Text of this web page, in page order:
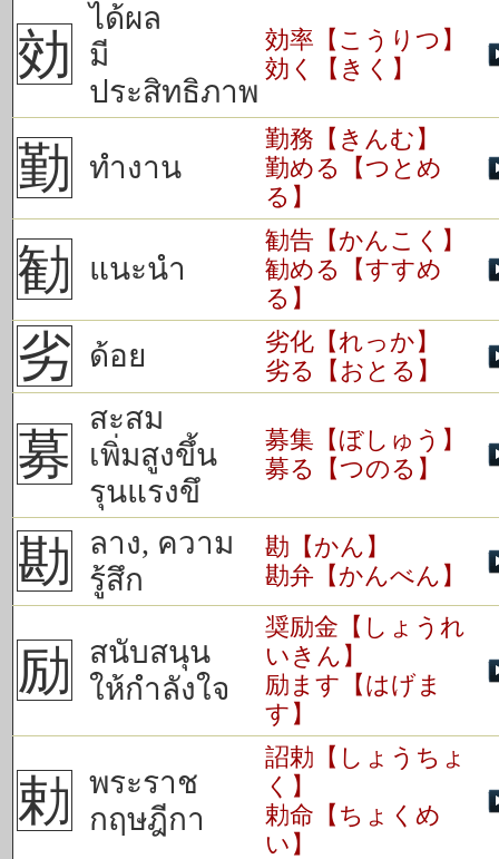
効
ได้ผล
มี
ประสิทธิภาพ
効率【こうりつ】
効く【きく】
勤 ทำงาน
勤務【きんむ】
勤める【つとめ
る】
勧 แนะนำ
勧告【かんこく】
勧める【すすめ
る】
劣 ด้อย
劣化【れっか】
劣る【おとる】
募
สะสม
เพิ่มสูงขึ้น
รุนแรงขึ
募集【ぼしゅう】
募る【つのる】
勘
ลาง, ความ
รู้สึก
勘【かん】
勘弁【かんべん】
励
สนับสนุน
ให้กำลังใจ
奨励金【しょうれ
いきん】
励ます【はげま
す】
勅
พระราช
กฤษฎีกา
詔勅【しょうちょ
く】
勅命【ちょくめ
い】